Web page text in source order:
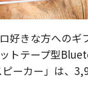
好きな方へのギ
トテープ型
ピーカー」は、